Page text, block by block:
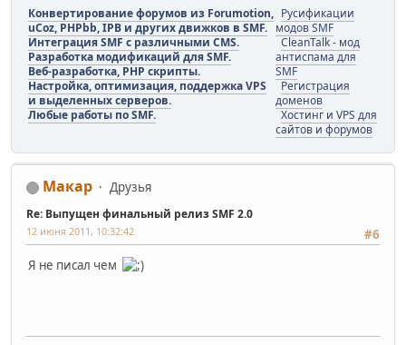
Конвертирование форумов из Forumotion,
uCoz, PHPbb, IPB и других движков в SMF.
Интеграция SMF с различными CMS.
Разработка модификаций для SMF.
Веб-разработка, PHP скрипты.
Настройка, оптимизация, поддержка VPS
и выделенных серверов.
Любые работы по SMF.
Русификации
модов SMF
CleanTalk - мод
антиспама для
SMF
Регистрация
доменов
Хостинг и VPS для
сайтов и форумов
Макар Друзья
Re: Выпущен финальный релиз SMF 2.0
#6
12 июня 2011, 10:32:42
Я не писал чем